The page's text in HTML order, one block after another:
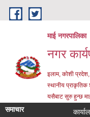
Skip to main content
माई नगरपालिका
नगर
इलाम, कोशी
स्थानीय
यसैबाट सुरु हुन्छ
समाचार कार्यालय